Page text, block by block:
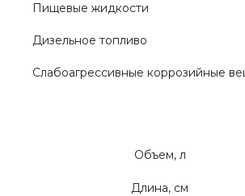
Пищевые жидкости
Дизельное топливо
Слабоагрессивные коррозийные
Объем, л
Длина, см